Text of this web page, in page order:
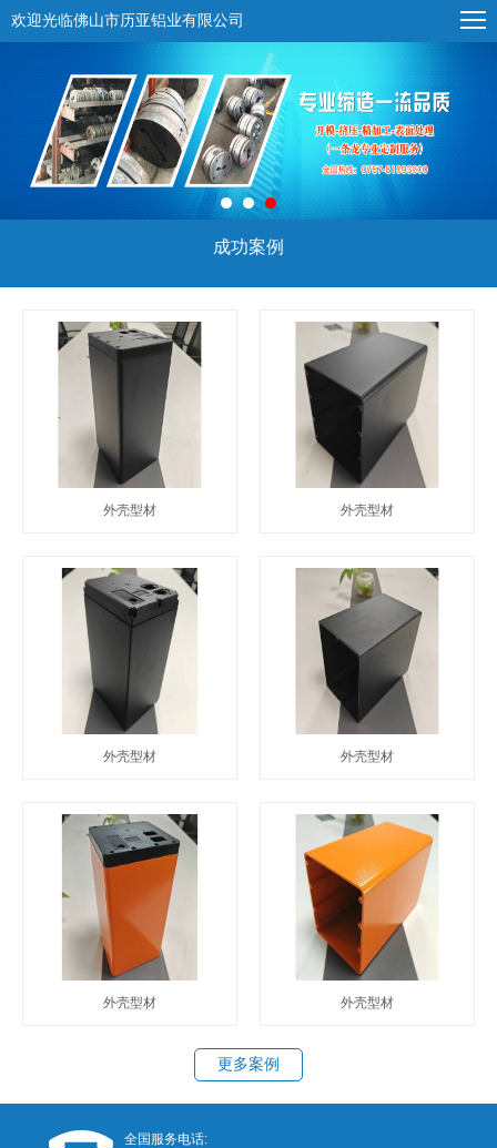
欢迎光临佛山市历亚铝业有限公司
成功案例
外壳型材 外壳型材
外壳型材 外壳型材
外壳型材 外壳型材
更多案例
全国服务电话: